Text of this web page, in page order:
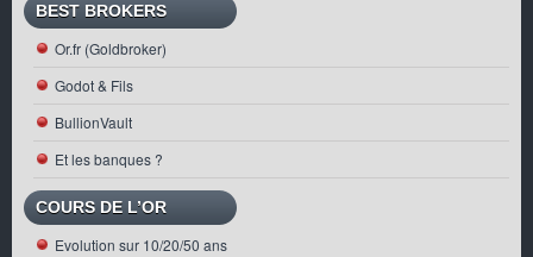
BEST BROKERS
Or.fr (Goldbroker)
Godot & Fils
BullionVault
Et les banques ?
COURS DE L’OR
Evolution sur 10/20/50 ans